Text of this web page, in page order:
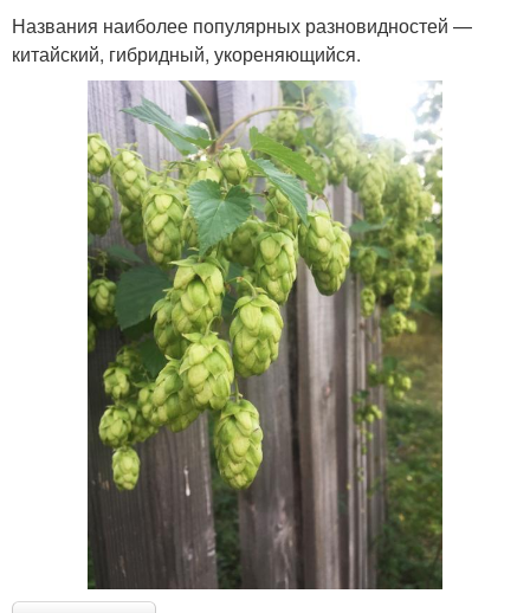
Названия наиболее популярных разновидностей —
китайский, гибридный, укореняющийся.